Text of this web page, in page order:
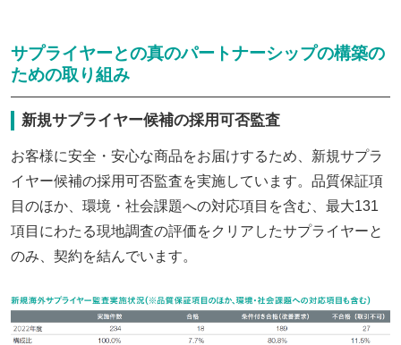
サプライヤーとの真のパートナーシップの構築の
ための取り組み
新規サプライヤー候補の採用可否監査
お客様に安全・安心な商品をお届けするため、新規サプラ
イヤー候補の採用可否監査を実施しています。品質保証項
目のほか、環境・社会課題への対応項目を含む、最大131
項目にわたる現地調査の評価をクリアしたサプライヤーと
のみ、契約を結んでいます。